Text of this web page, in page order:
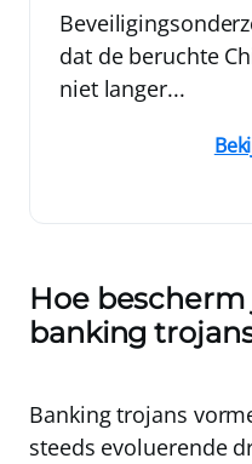
dat de beruchte
niet langer...
Hoe
banking
Banking trojans
steeds evoluerende